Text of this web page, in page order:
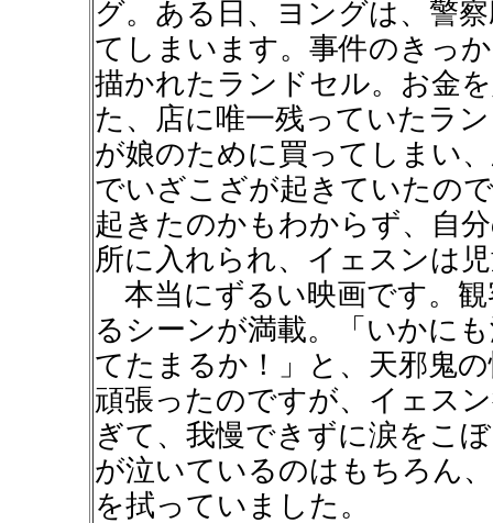
グ。ある日、ヨングは、警
てしまいます。事件のきっ
描かれたランドセル。お金
た、店に唯一残っていたラ
が娘のために買ってしまい
でいざこざが起きていたの
起きたのかもわからず、自
所に入れられ、イェスンは
本当にずるい映画です。
るシーンが満載。「いかに
てたまるか！」と、天邪鬼
頑張ったのですが、イェス
ぎて、我慢できずに涙をこ
が泣いているのはもちろん
を拭っていました。